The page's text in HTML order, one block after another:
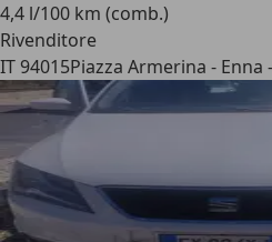
4,4 l/100 km (comb.)
Rivenditore
IT 94015Piazza Armerina - Enna